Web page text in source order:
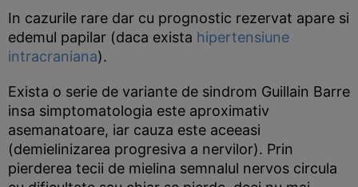
In cazurile rare dar cu prognostic rezervat apare si
edemul papilar (daca exista hipertensiune
intracraniana).
Exista o serie de variante de sindrom Guillain Barre
insa simptomatologia este aproximativ
asemanatoare, iar cauza este aceeasi
(demielinizarea progresiva a nervilor). Prin
pierderea tecii de mielina semnalul nervos circula